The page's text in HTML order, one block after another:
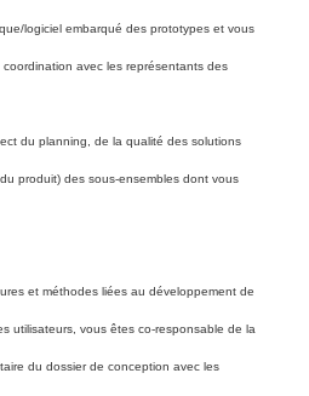
logiciel embarqué des prototypes et vous
avec les représentants des
du planning, de la qualité des solutions
produit) des sous-ensembles dont vous
et méthodes liées au développement de
utilisateurs, vous êtes co-responsable de la
du dossier de conception avec les